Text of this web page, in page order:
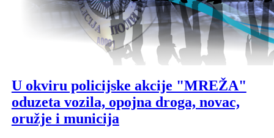
U okviru policijske akcije "MREŽA"
oduzeta vozila, opojna droga, novac,
oružje i municija